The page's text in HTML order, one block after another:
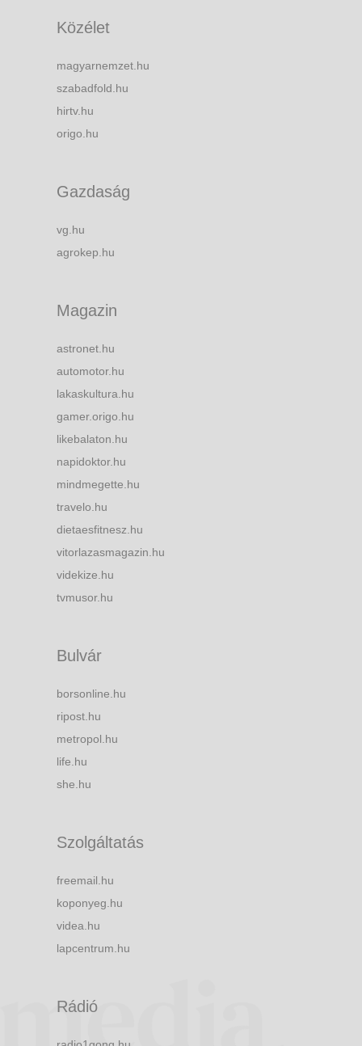
Közélet
magyarnemzet.hu
szabadfold.hu
hirtv.hu
origo.hu
Gazdaság
vg.hu
agrokep.hu
Magazin
astronet.hu
automotor.hu
lakaskultura.hu
gamer.origo.hu
likebalaton.hu
napidoktor.hu
mindmegette.hu
travelo.hu
dietaesfitnesz.hu
vitorlazasmagazin.hu
videkize.hu
tvmusor.hu
Bulvár
borsonline.hu
ripost.hu
metropol.hu
life.hu
she.hu
Szolgáltatás
freemail.hu
koponyeg.hu
videa.hu
lapcentrum.hu
Rádió